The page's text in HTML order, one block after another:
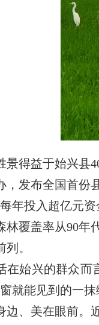
益于始兴县40
，发布全国首份
投入超亿元资
林覆盖率从90年
。
兴的群众而言
就能见到的一
美在眼前。近